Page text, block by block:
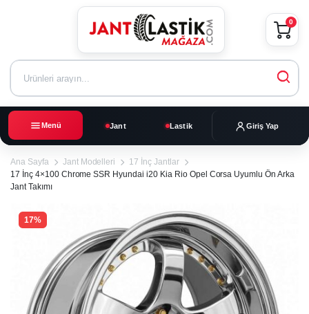
Menü Jant Lastik Giriş Yap
0
Ana Sayfa Jant Modelleri
17 İnç Jantlar
17 İnç 4×100 Chrome SSR Hyundai i20 Kia Rio Opel Corsa Uyumlu Ön Arka
Jant Takımı
17%